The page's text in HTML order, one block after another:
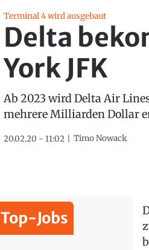
Terminal 4 wird ausgebaut
Delta
York JFK
Ab 2023 wird Delta Air
mehrere Milliarden Dollar
20.02.20 - 11:02 Timo Nowack
Top-Jobs